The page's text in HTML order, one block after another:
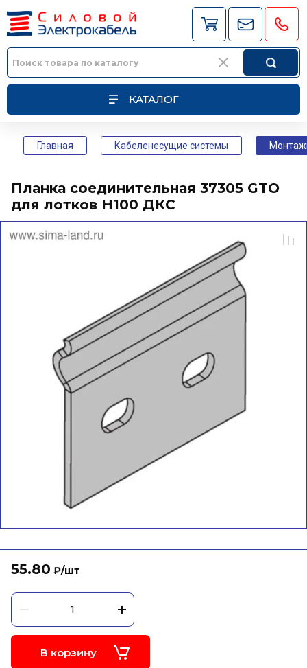
КАТАЛОГ
Главная Кабеленесущие системы
Планка соединительная 37305 GTO
для лотков H100 ДКС
55.80 ₽/шт
В корзину